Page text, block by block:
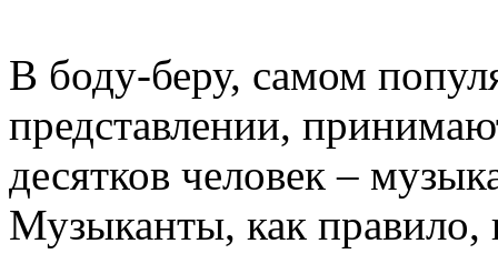
В боду-беру, самом
представлении,
десятков человек –
Музыканты, как правило,